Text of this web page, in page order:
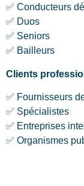
✅ Conducteurs
✅ Duos
✅ Seniors
✅ Bailleurs
Clients
✅ Fournisseurs
✅ Spécialistes
✅ Entreprises
✅ Organismes